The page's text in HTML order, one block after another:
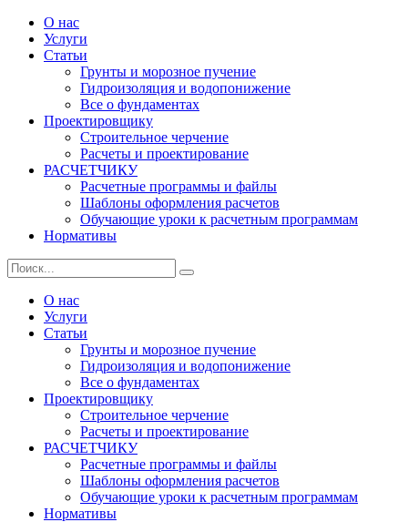
Skip
content
SGround.ru
Сайт о фундаментах, их основаниях и морозном пучении
грунтов
О нас
Услуги
Статьи
Грунты и морозное пучение
Гидроизоляция и водопонижение
Все о фундаментах
Проектировщику
Строительное черчение
Расчеты и проектирование
РАСЧЕТЧИКУ
Расчетные программы и файлы
Шаблоны оформления расчетов
Обучающие уроки к расчетным программам
Нормативы
Search
for:
Search
О нас
Услуги
Статьи
Грунты и морозное пучение
Гидроизоляция и водопонижение
Все о фундаментах
Проектировщику
Строительное черчение
Расчеты и проектирование
РАСЧЕТЧИКУ
Расчетные программы и файлы
Шаблоны оформления расчетов
Обучающие уроки к расчетным программам
Нормативы